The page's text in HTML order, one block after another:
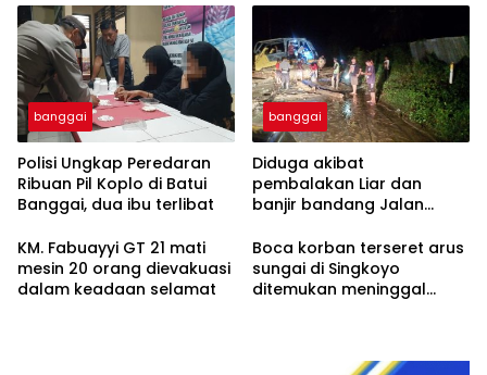
banggai
Polisi Ungkap Peredaran
Ribuan Pil Koplo di Batui
Banggai, dua ibu terlibat
banggai
Diduga akibat
pembalakan Liar dan
banjir bandang Jalan
Total di Desa Huhak
KM. Fabuayyi GT 21 mati
mesin 20 orang dievakuasi
dalam keadaan selamat
Boca korban terseret arus
sungai di Singkoyo
ditemukan meninggal